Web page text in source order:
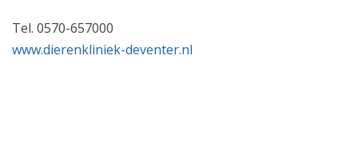
Tel. 0570-657000
www.dierenkliniek-deventer.nl